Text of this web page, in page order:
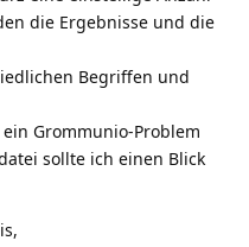
die Ergebnisse und die
Begriffen und
Grommunio-Problem
sollte ich einen Blick